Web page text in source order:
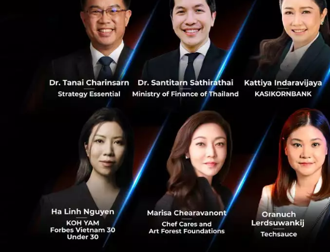
1
News ikea solar-rooftop renewable-energy
RELATED ARTICLE